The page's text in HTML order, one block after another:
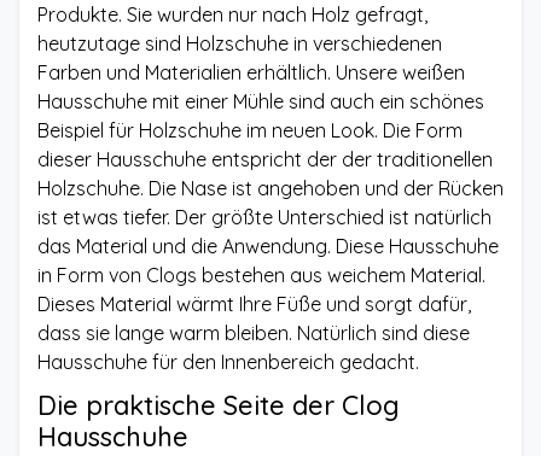
Produkte. Sie wurden nur nach Holz gefragt,
heutzutage sind Holzschuhe in verschiedenen
Farben und Materialien erhältlich. Unsere weißen
Hausschuhe mit einer Mühle sind auch ein schönes
Beispiel für Holzschuhe im neuen Look. Die Form
dieser Hausschuhe entspricht der der traditionellen
Holzschuhe. Die Nase ist angehoben und der Rücken
ist etwas tiefer. Der größte Unterschied ist natürlich
das Material und die Anwendung. Diese Hausschuhe
in Form von Clogs bestehen aus weichem Material.
Dieses Material wärmt Ihre Füße und sorgt dafür,
dass sie lange warm bleiben. Natürlich sind diese
Hausschuhe für den Innenbereich gedacht.
Die praktische Seite der Clog
Hausschuhe